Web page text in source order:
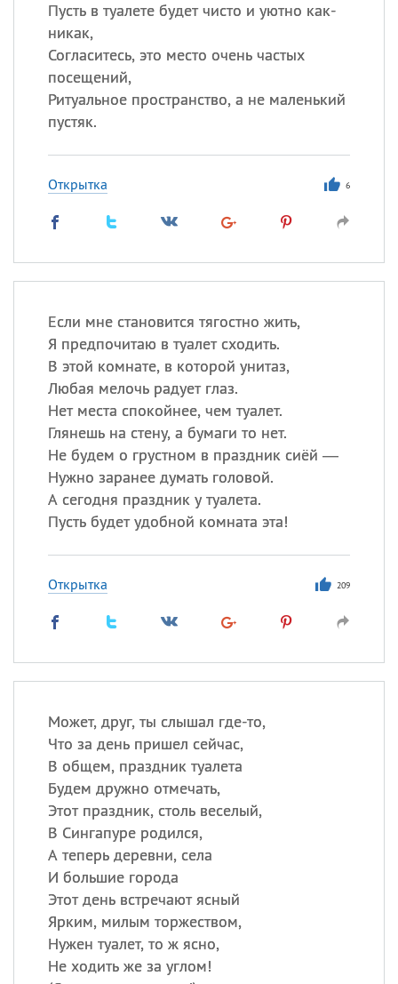
Пусть в туалете будет чисто и уютно как-
никак,
Согласитесь, это место очень частых
посещений,
Ритуальное пространство, а не маленький
пустяк.
Открытка 6
Если мне становится тягостно жить,
Я предпочитаю в туалет сходить.
В этой комнате, в которой унитаз,
Любая мелочь радует глаз.
Нет места спокойнее, чем туалет.
Глянешь на стену, а бумаги то нет.
Не будем о грустном в праздник сиёй —
Нужно заранее думать головой.
А сегодня праздник у туалета.
Пусть будет удобной комната эта!
Открытка 209
Может, друг, ты слышал где-то,
Что за день пришел сейчас,
В общем, праздник туалета
Будем дружно отмечать,
Этот праздник, столь веселый,
В Сингапуре родился,
А теперь деревни, села
И большие города
Этот день встречают ясный
Ярким, милым торжеством,
Нужен туалет, то ж ясно,
Не ходить же за углом!